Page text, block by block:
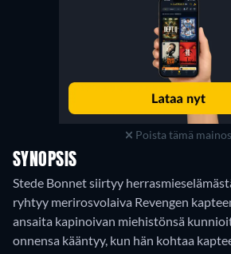
Poista tämä mainos
SYNOPSIS
Stede Bonnet siirtyy
ryhtyy merirosvolaiva Revengen
ansaita kapinoivan miehistönsä
onnensa kääntyy, kun hän kohtaa